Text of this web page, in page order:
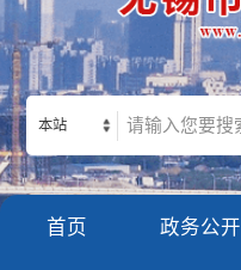
本站
首页 政务公开